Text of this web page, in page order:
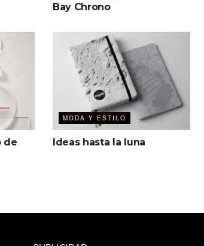
Bay Chrono
de
MODA Y ESTILO
Ideas hasta la luna